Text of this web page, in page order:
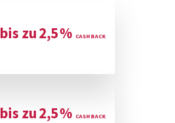
bis zu2,5%
bis zu2,5%